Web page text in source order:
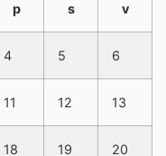
p s v
4 5 6
11 12 13
18 19 20